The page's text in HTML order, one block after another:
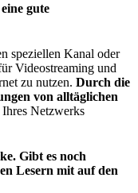
gute
speziellen Kanal oder
Videostreaming und
zu nutzen. Durch die
von alltäglichen
Netzwerks
Gibt es noch
Lesern mit auf den